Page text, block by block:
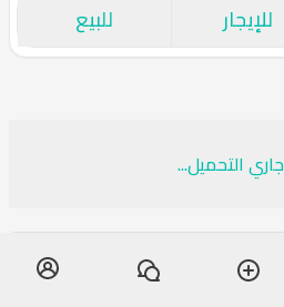
للإيجار للبيع
جاري التحميل...